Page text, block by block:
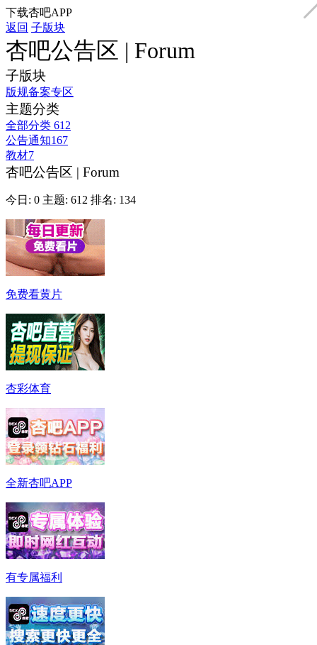
下载杏吧APP
返回 子版块
杏吧公告区 | Forum
子版块
版规备案专区
主题分类
全部分类 612
公告通知167
教材7
杏吧公告区 | Forum
今日: 0 主题: 612 排名: 134
免费看黄片
杏彩体育
全新杏吧APP
有专属福利